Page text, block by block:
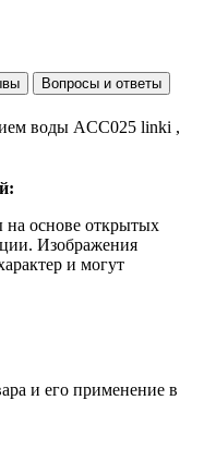
Вопросы и ответы
воды ACC025 linki ,
на основе открытых
Изображения
и могут
и его применение в